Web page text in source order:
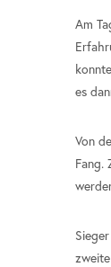
Am
es
Von
Fang.